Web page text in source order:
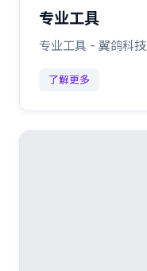
专业工具
专业工具 - 翼鸽科技
了解更多